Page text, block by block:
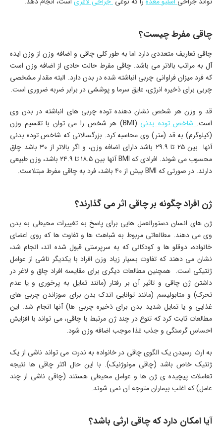
چاقی مفرط چیست؟
چاقی تعاریف متعددی دارد اما به طور کلی چاقی و اضافه وزن از وزن ایده
آل به مراتب بالاتر می باشد. چاقی مفرط حالت حادی از اضافه وزن است
که فرد میزان فراوانی چربی انباشته شده در بدن دارد. البته مقدار مشخصی
چربی برای ذخیره انرژی، عایق سرما و پوششی در برابر ضربه ضروری است.
قد و وزن هر شخص نشان دهنده توده چربی های انباشته در بدن وی
است.شاخص توده بدنی
(BMI) هر شخص را می توان با تقسیم وزن
(کیلوگرم) به قد (متر) وی محاسبه کرد. بزرگسالانی که شاخص توده بدنی
آنها بین ۲۵ تا ۲۹.۹ باشد دارای اضافه وزن، و اگر بالاتر از ۳۰ باشد چاق
محسوب می شوند. افرادی که BMI آنها بین ۱۸.۵ تا ۲۴.۹ باشد، وزن طبیعی
دارند. در صورتی که BMI بیش از ۴۰ باشد، فرد به چاقی مفرط مبتلاست.
ژن افراد چگونه بر چاقی اثر می گذارند؟
ژن های انسان دستورالعمل هایی برای پاسخ به تغییرات محیطی به بدن
وی می دهند. مطالعاتی مربوط به شباهت ها و تفاوت ها که روی اعضای
خانواده، دوقلو ها و کودکانی که به سرپرستی قبول شده اند، انجام شد،
نشان می دهند که تفاوت بسیار زیاد وزن افراد با یکدیگر ناشی از عوامل
ژنتیکی است. همچنین مطالعات دیگری برای مقایسه افراد چاق و لاغر در
داشتن ژن چاقی و تاثیر آن بر رفتار (مانند تمایل به پرخوری و یا عدم
تحرک) و متابولیسم (مانند توانایی اندک بدن برای سوزاندن چربی های
غذایی و یا تمایل شدید بدن برای ذخیره چربی ها) آنها انجام شد. این
مطالعات ثابت کرد که تنوع در چند ژن مرتبط با چاقی، می تواند با افزایش
احساس گرسنگی و جذب غذا موجب اضافه وزن شود.
به ارث رسیدن یک الگوی چاقی در خانواده به ندرت می تواند ناشی از یک
ژنتیک خاص باشد (چاقی مونوژنیک). با این حال اکثر چاقی ها نتیجه
تعاملات پیچیده ی ژن ها و عوامل محیطی هستند (چاقی ناشی از چند
عامل) که اغلب بیماران متوجه آن نمی شوند.
آیا امکان دارد که چاقی ارثی باشد؟